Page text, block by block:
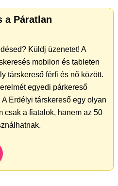
a Páratlan
Küldj üzenetet! A
mobilon és tableten
társkereső férfi és nő között.
egyedi párkereső
Erdélyi társkereső egy olyan
csak a fiatalok, hanem az 50